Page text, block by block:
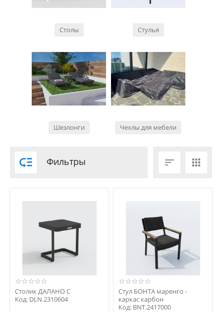
Столы Стулья
Шезлонги Чехлы для мебели
 Фильтры  
Столик ДАЛАНО С
Код: DLN.2310604
Стул БОНТА маренго -
каркас карбон
Код: BNT.2417000